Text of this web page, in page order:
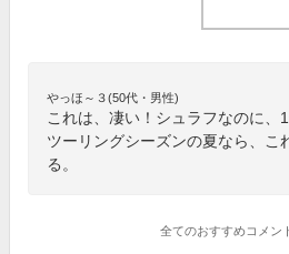
やっほ～３(50代・男性)
これは、凄い！シュラフなのに、
ツーリングシーズンの夏なら、こ
る。
全てのおすすめコメン